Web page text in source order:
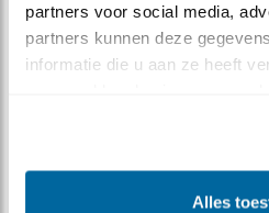
partners voor social media,
partners kunnen deze
informatie die u aan ze heeft
Alles